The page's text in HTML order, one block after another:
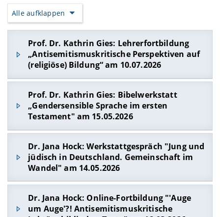
Alle aufklappen
Prof. Dr. Kathrin Gies: Lehrerfortbildung
„Antisemitismuskritische Perspektiven auf
(religiöse) Bildung“ am 10.07.2026
Prof. Dr. Kathrin Gies: Bibelwerkstatt
„Gendersensible Sprache im ersten
Testament" am 15.05.2026
Dr. Jana Hock: Werkstattgespräch "Jung und
jüdisch in Deutschland. Gemeinschaft im
Wandel" am 14.05.2026
Im Rahmen des Katholikentags 2026 (Würzburg)
gestaltete Dr. Jana Hock gemeinsam mit Helene
Braun und Ron Dekel das Werkstattgespräch
Dr. Jana Hock: Online-Fortbildung "'Auge
um Auge'?! Antisemitismuskritische